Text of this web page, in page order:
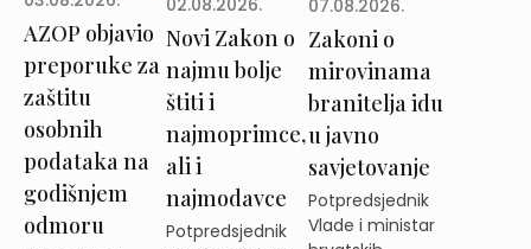
AZOP objavio
preporuke za
zaštitu
osobnih
podataka na
godišnjem
odmoru
02.08.2026.
Novi Zakon o
najmu bolje
štiti i
najmoprimce,
ali i
najmodavce
Potpredsjednik
07.08.2026.
Zakoni o
mirovinama
branitelja idu
u javno
savjetovanje
Potpredsjednik
Vlade i ministar